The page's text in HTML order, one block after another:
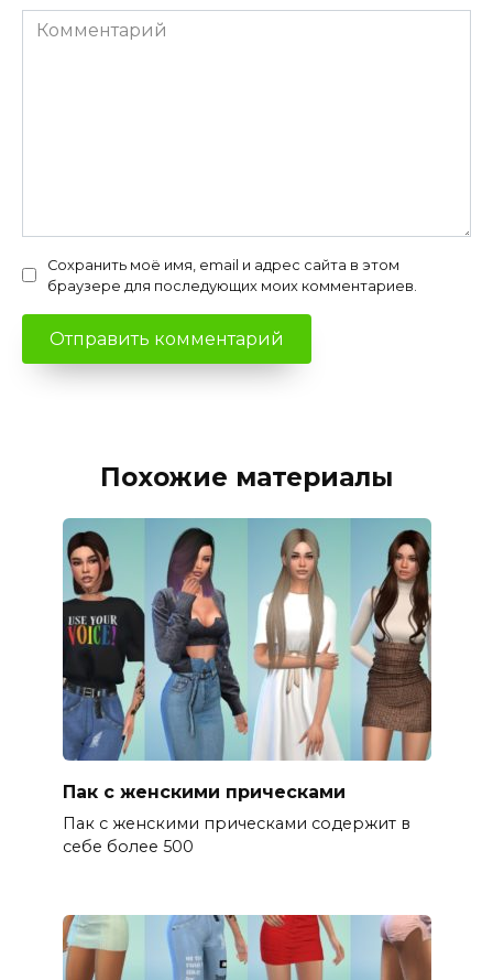
Комментарий
Сохранить моё имя, email и адрес сайта в этом
браузере для последующих моих комментариев.
Похожие материалы
Пак с женскими прическами
Пак с женскими прическами содержит в
себе более 500